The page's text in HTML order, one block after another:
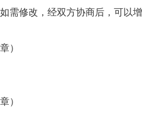
需修改，经双方协商后，可以增
）
）